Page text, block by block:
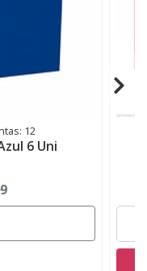
12
6 Uni